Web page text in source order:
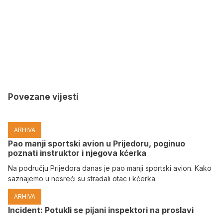
Povezane vijesti
ARHIVA
Pao manji sportski avion u Prijedoru, poginuo
poznati instruktor i njegova kćerka
Na području Prijedora danas je pao manji sportski avion. Kako
saznajemo u nesreći su stradali otac i kćerka.
ARHIVA
Incident: Potukli se pijani inspektori na proslavi